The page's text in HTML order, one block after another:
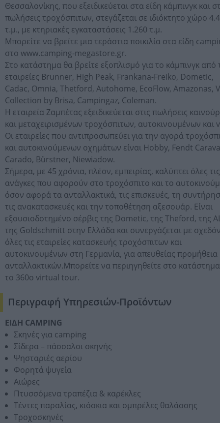
Θεσσαλονίκης, που εξειδικεύεται στα είδη κάμπινγκ και
πωλήσεις τροχόσπιτων, στεγάζεται σε ιδιόκτητο χώρο
τ.μ., με κτηριακές εγκαταστάσεις 1.260 τ.μ.
Μπορείτε να βρείτε μια τεράστια ποικιλία στα είδη
στο www.camping-megastore.gr.
Στο κατάστημα θα βρείτε εξοπλισμό για το κάμπινγκ από
εταιρείες Brunner, High Peak, Frankana-Freiko, Dometic,
Cadac, Omnia, Thetford, Autohome, EcoFlow, Amazonas,
Collection by Brisa, Campingaz, Coleman.
Η εταιρεία Ζαμπέτας εξειδικεύεται στις πωλήσεις
και μεταχειρισμένων τροχόσπιτων, αυτοκινουμένων και
Οι εταιρείες που αντιπροσωπεύει για την αγορά
και αυτοκινούμενων οχημάτων είναι Hobby, Fendt
Carado, Bürstner, Niewiadow.
Σήμερα, με 45 χρόνια, πλέον, εμπειρίας, καλύπτει όλες τις
ανάγκες που αφορούν στο τροχόσπιτο και το
όσον αφορά τα ανταλλακτικά, τις επισκευές, τη
τις ανακατασκευές και την τοποθέτηση αξεσουάρ. Είναι
εξουσιοδοτημένο σέρβις της Dometic, της Theford, της
της Goldschmitt στην Ελλάδα και συνεργάζεται με
όλες τις εταιρείες κατασκευής τροχόσπιτων και
αυτοκινουμένων στη Γερμανία, για απευθείας προμήθεια
ανταλλακτικών.Μπορείτε να περιηγηθείτε στο
το 360ο virtual tour.
Περιγραφή Υπηρεσιών-Προϊόντων
ΕΙΔΗ CAMPING
Σκηνές για camping
Σίδερα – πάσσαλοι σκηνής
Ψησταριές αερίου
Φορητά ψυγεία
Αιώρες
Πτυσσόμενα τραπέζια & καρέκλες
Τέντες παραλίας, κιόσκια και ομπρέλες θαλάσσης
Τροχοσκηνές